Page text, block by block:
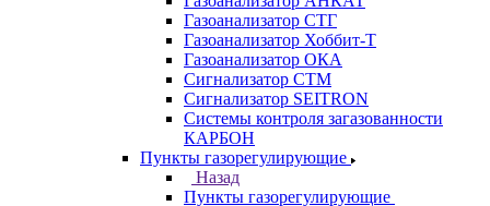
Газоанализатор СТГ
Газоанализатор Хоббит-Т
Газоанализатор ОКА
Сигнализатор СТМ
Сигнализатор SEITRON
Системы контроля загазованности
КАРБОН
Пункты газорегулирующие
Назад
Пункты газорегулирующие